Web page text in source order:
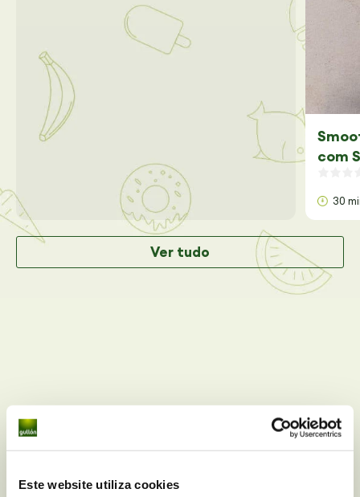
Este website utiliza cookies
com
30
Ver tudo
Você tem alguma dúvida